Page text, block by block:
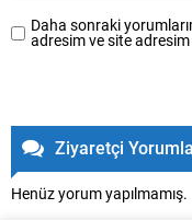
Daha sonraki
adresim ve site
Ziyaretçi
Henüz yorum yapılmamış.